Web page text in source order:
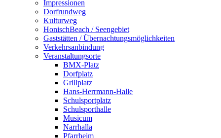
Impressionen
Dorfrundweg
Kulturweg
HonischBeach / Seengebiet
Gaststätten / Übernachtungsmöglichkeiten
Verkehrsanbindung
Veranstaltungsorte
BMX-Platz
Dorfplatz
Grillplatz
Hans-Herrmann-Halle
Schulsportplatz
Schulsporthalle
Musicum
Narrhalla
Pfarrheim